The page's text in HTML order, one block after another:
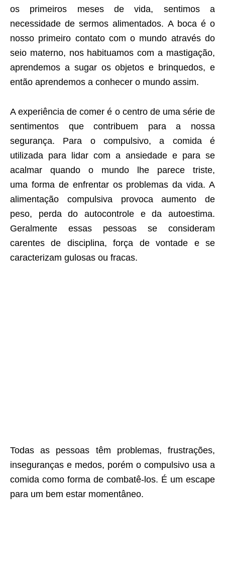
os primeiros meses de vida, sentimos a
necessidade de sermos alimentados. A boca é o
nosso primeiro contato com o mundo através do
seio materno, nos habituamos com a mastigação,
aprendemos a sugar os objetos e brinquedos, e
então aprendemos a conhecer o mundo assim.
A experiência de comer é o centro de uma série de
sentimentos que contribuem para a nossa
segurança. Para o compulsivo, a comida é
utilizada para lidar com a ansiedade e para se
acalmar quando o mundo lhe parece triste,
uma forma de enfrentar os problemas da vida. A
alimentação compulsiva provoca aumento de
peso, perda do autocontrole e da autoestima.
Geralmente essas pessoas se consideram
carentes de disciplina, força de vontade e se
caracterizam gulosas ou fracas.
Todas as pessoas têm problemas, frustrações,
inseguranças e medos, porém o compulsivo usa a
comida como forma de combatê-los. É um escape
para um bem estar momentâneo.